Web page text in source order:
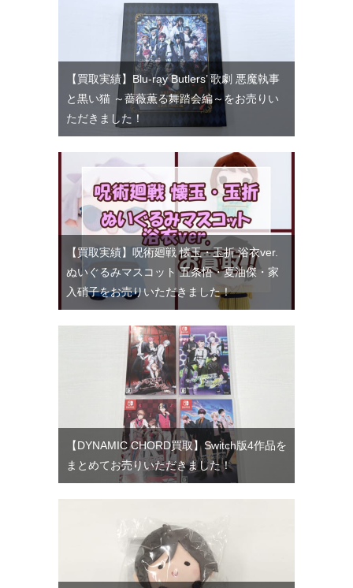
【買取実績】Blu-ray Butlers’ 歌劇 悪魔執事
と黒い猫 ～薔薇薫る舞踏会編～をお売りい
ただきました！
【買取実績】呪術廻戦 懐玉・玉折 浴衣ver.
ぬいぐるみマスコット 五条悟・夏油傑・家
入硝子をお売りいただきました！
【DYNAMIC CHORD買取】Switch版4作品を
まとめてお売りいただきました！